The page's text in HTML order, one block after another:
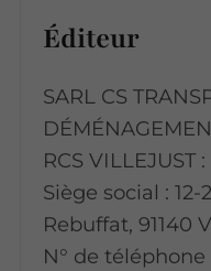
Éditeur
SARL CS
RCS VILLEJUST
Siège social :
Rebuffat, 91140
N° de téléphone